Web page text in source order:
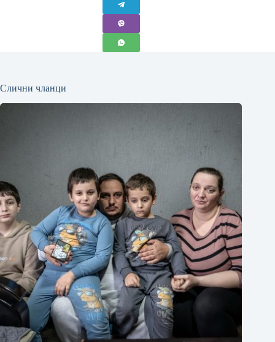
Слични чланци